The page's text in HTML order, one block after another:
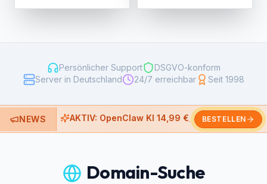
Persönlicher Support
DSGVO-konform
Server in Deutschland
24/7 erreichbar Seit 1998
NEWS AKTIV: OpenClaw KI 14,99 €/Monat NEU
BESTELLEN
Domain-Suche